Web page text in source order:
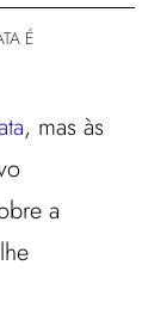
É
, mas às
a